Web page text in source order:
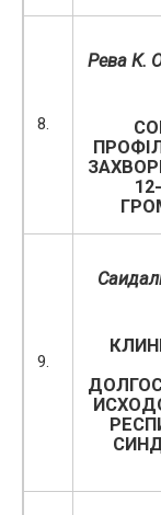
8.
Рева К.
9.